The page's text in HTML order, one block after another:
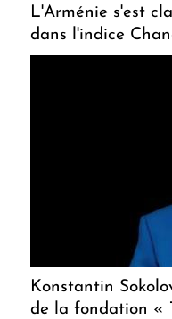
L'Arménie s'est
dans l'indice
Konstantin
de la fondation «